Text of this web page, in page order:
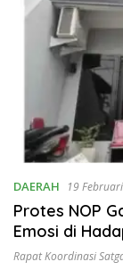
DAERAH 19
Protes NOP
Emosi di
Bapenda
Rapat Koordinasi